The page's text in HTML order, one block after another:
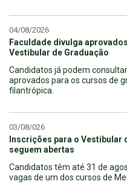
04/08/2026
Faculdade divulga
Vestibular de Graduação
Candidatos já podem
aprovados para os cursos de
filantrópica.
03/08/026
Inscrições para o Vestibular
seguem abertas
Candidatos têm até 31 de
vagas de um dos cursos de